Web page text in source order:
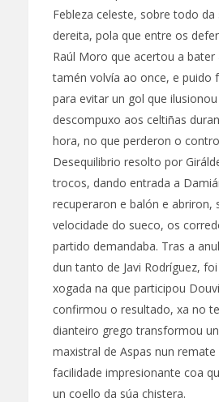
Febleza celeste, sobre todo da
dereita, pola que entre os
Raúl Moro que acertou a bater
tamén volvía ao once, e puido
para evitar un gol que
descompuxo aos celtiñas
hora, no que perderon o
Desequilibrio resolto por
trocos, dando entrada a
recuperaron e balón e abriron,
velocidade do sueco, os
partido demandaba. Tras a
dun tanto de Javi Rodríguez,
xogada na que participou
confirmou o resultado, xa no
dianteiro grego transformou
maxistral de Aspas nun
facilidade impresionante coa
un coello da súa chistera.